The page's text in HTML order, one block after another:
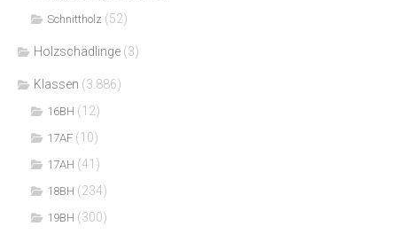
Schnittholz (52)
Holzschädlinge (3)
Klassen (3.886)
16BH (12)
17AF (10)
17AH (41)
18BH (234)
19BH (300)